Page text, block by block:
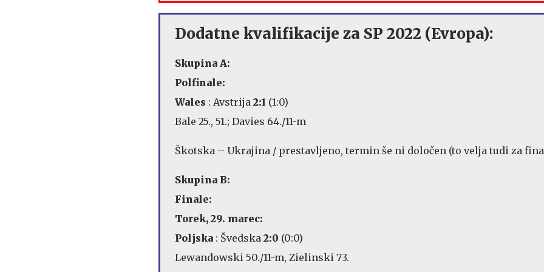
Dodatne kvalifikacije za SP 2022 (Evropa):
Skupina A:
Polfinale:
Wales : Avstrija 2:1 (1:0)
Bale 25., 51.; Davies 64./11-m
Škotska – Ukrajina / prestavljeno, termin še ni določen (to velja tudi za
Skupina B:
Finale:
Torek, 29. marec:
Poljska : Švedska 2:0 (0:0)
Lewandowski 50./11-m, Zielinski 73.